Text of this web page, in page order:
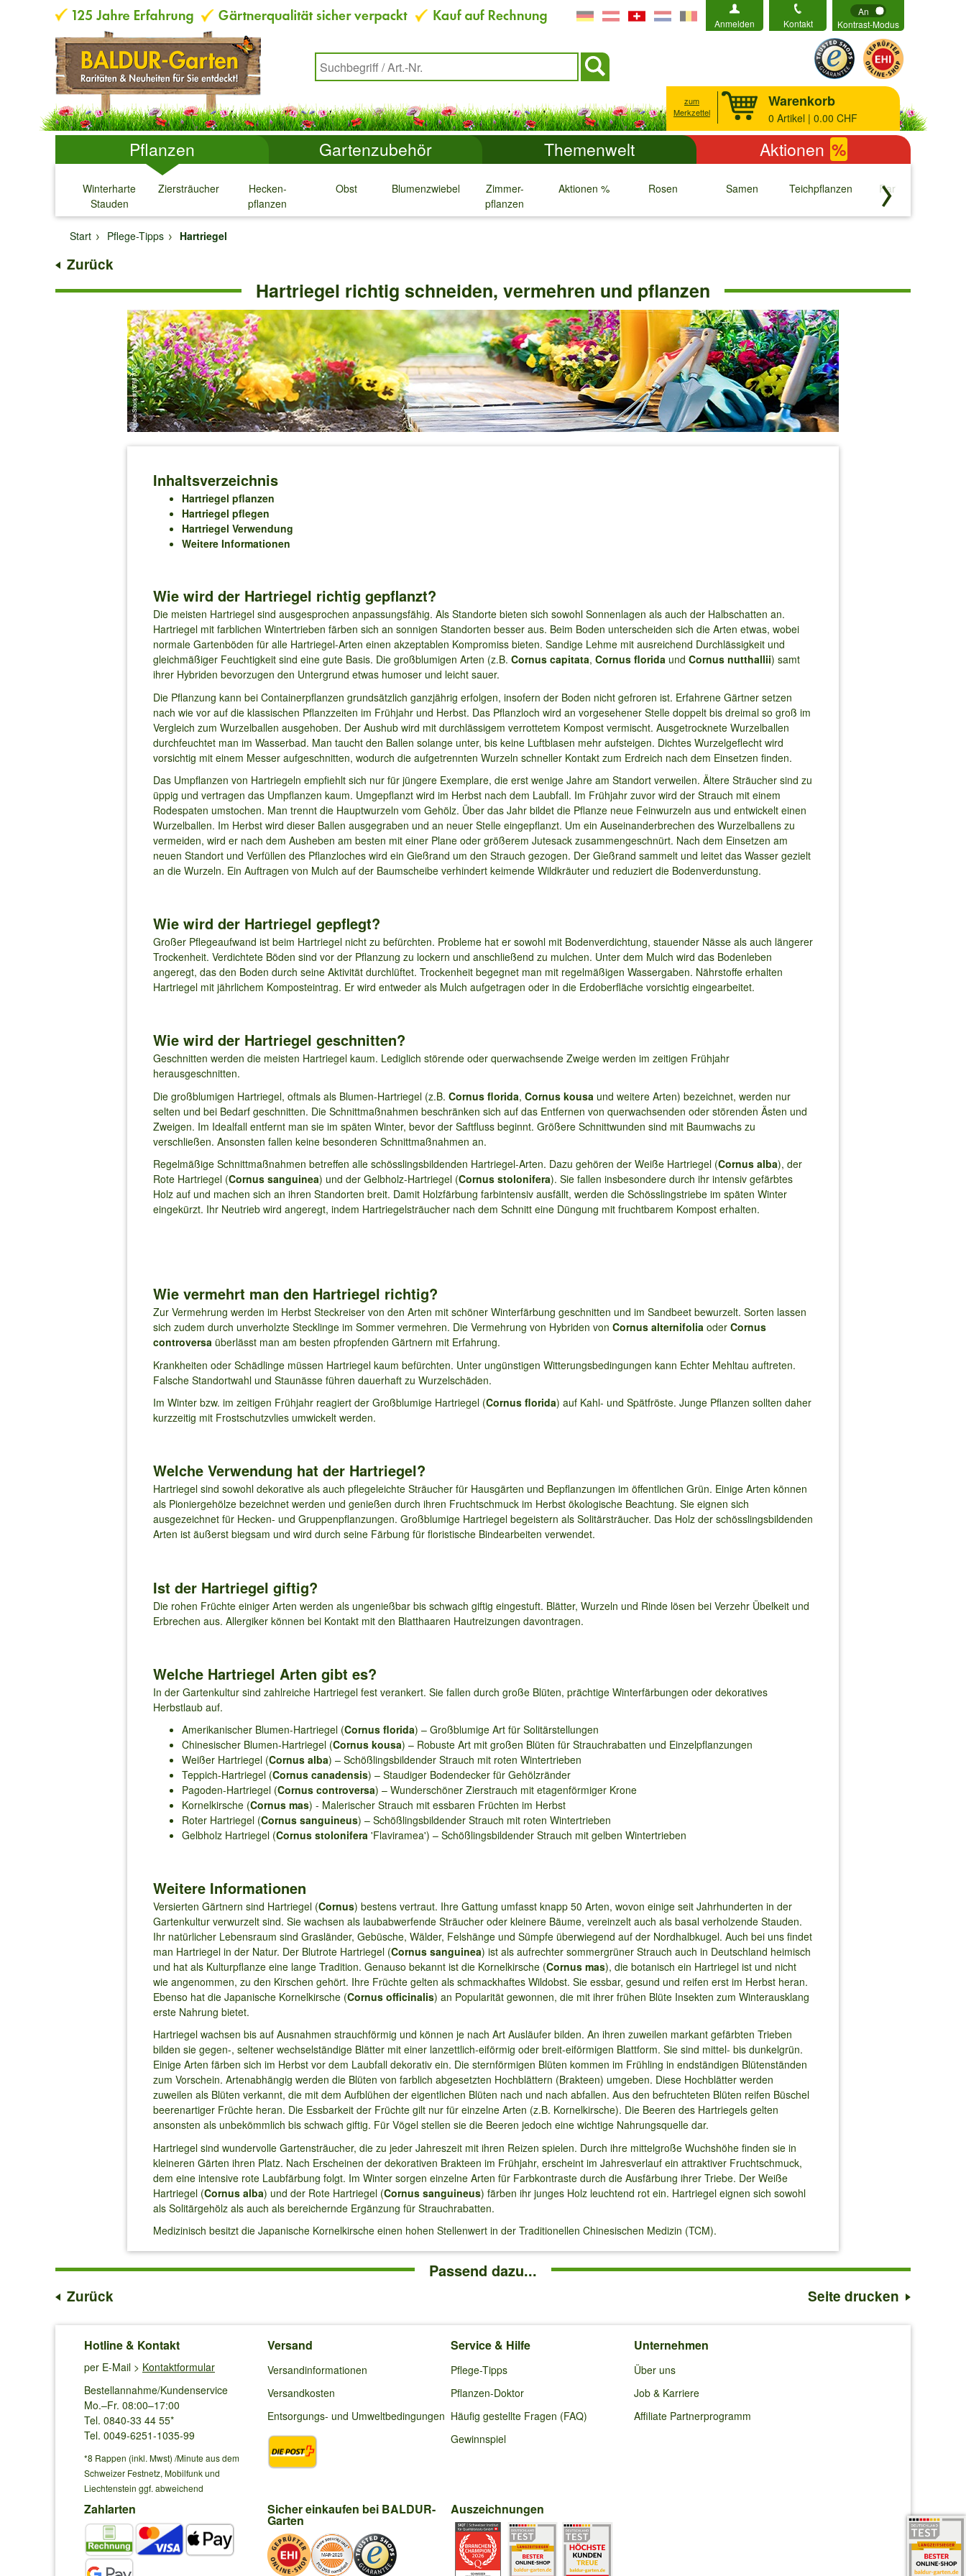
Anmelden Kontakt
An
Kontrast-Modus
zum
Merkzettel
Warenkorb
0 Artikel | 0.00 CHF
Pflanzen Gartenzubehör Themenwelt Aktionen %
Winterharte
Stauden
↓
Ziersträucher
↓
Hecken-
pflanzen
↓
Obst
↓
Blumenzwiebeln
↓
Zimmer-
pflanzen
↓
Aktionen %
↓
Rosen
↓
Samen
↓
Teichpflanzen
↓
Raritäten
↓
Start
Pflege-Tipps Hartriegel
Zurück
Hartriegel richtig schneiden, vermehren und pflanzen
Inhaltsverzeichnis
Hartriegel pflanzen
Hartriegel pflegen
Hartriegel Verwendung
Weitere Informationen
Wie wird der Hartriegel richtig gepflanzt?
Die meisten Hartriegel sind ausgesprochen anpassungsfähig. Als Standorte bieten sich sowohl Sonnenlagen als auch der Halbschatten an.
Hartriegel mit farblichen Wintertrieben färben sich an sonnigen Standorten besser aus. Beim Boden unterscheiden sich die Arten etwas, wobei
normale Gartenböden für alle Hartriegel-Arten einen akzeptablen Kompromiss bieten. Sandige Lehme mit ausreichend Durchlässigkeit und
gleichmäßiger Feuchtigkeit sind eine gute Basis. Die großblumigen Arten (z.B. Cornus capitata, Cornus floridaund Cornus nutthallii) samt
ihrer Hybriden bevorzugen den Untergrund etwas humoser und leicht sauer.
Die Pflanzung kann bei Containerpflanzen grundsätzlich ganzjährig erfolgen, insofern der Boden nicht gefroren ist. Erfahrene Gärtner setzen
nach wie vor auf die klassischen Pflanzzeiten im Frühjahr und Herbst. Das Pflanzloch wird an vorgesehener Stelle doppelt bis dreimal so groß im
Vergleich zum Wurzelballen ausgehoben. Der Aushub wird mit durchlässigem verrottetem Kompost vermischt. Ausgetrocknete Wurzelballen
durchfeuchtet man im Wasserbad. Man taucht den Ballen solange unter, bis keine Luftblasen mehr aufsteigen. Dichtes Wurzelgeflecht wird
vorsichtig mit einem Messer aufgeschnitten, wodurch die aufgetrennten Wurzeln schneller Kontakt zum Erdreich nach dem Einsetzen finden.
Das Umpflanzen von Hartriegeln empfiehlt sich nur für jüngere Exemplare, die erst wenige Jahre am Standort verweilen. Ältere Sträucher sind zu
üppig und vertragen das Umpflanzen kaum. Umgepflanzt wird im Herbst nach dem Laubfall. Im Frühjahr zuvor wird der Strauch mit einem
Rodespaten umstochen. Man trennt die Hauptwurzeln vom Gehölz. Über das Jahr bildet die Pflanze neue Feinwurzeln aus und entwickelt einen
Wurzelballen. Im Herbst wird dieser Ballen ausgegraben und an neuer Stelle eingepflanzt. Um ein Auseinanderbrechen des Wurzelballens zu
vermeiden, wird er nach dem Ausheben am besten mit einer Plane oder größerem Jutesack zusammengeschnürt. Nach dem Einsetzen am
neuen Standort und Verfüllen des Pflanzloches wird ein Gießrand um den Strauch gezogen. Der Gießrand sammelt und leitet das Wasser gezielt
an die Wurzeln. Ein Auftragen von Mulch auf der Baumscheibe verhindert keimende Wildkräuter und reduziert die Bodenverdunstung.
Wie wird der Hartriegel gepflegt?
Großer Pflegeaufwand ist beim Hartriegel nicht zu befürchten. Probleme hat er sowohl mit Bodenverdichtung, stauender Nässe als auch längerer
Trockenheit. Verdichtete Böden sind vor der Pflanzung zu lockern und anschließend zu mulchen. Unter dem Mulch wird das Bodenleben
angeregt, das den Boden durch seine Aktivität durchlüftet. Trockenheit begegnet man mit regelmäßigen Wassergaben. Nährstoffe erhalten
Hartriegel mit jährlichem Komposteintrag. Er wird entweder als Mulch aufgetragen oder in die Erdoberfläche vorsichtig eingearbeitet.
Wie wird der Hartriegel geschnitten?
Geschnitten werden die meisten Hartriegel kaum. Lediglich störende oder querwachsende Zweige werden im zeitigen Frühjahr
herausgeschnitten.
Die großblumigen Hartriegel, oftmals als Blumen-Hartriegel (z.B. Cornus florida, Cornus kousa und weitere Arten) bezeichnet, werden nur
selten und bei Bedarf geschnitten. Die Schnittmaßnahmen beschränken sich auf das Entfernen von querwachsenden oder störenden Ästen und
Zweigen. Im Idealfall entfernt man sie im späten Winter, bevor der Saftfluss beginnt. Größere Schnittwunden sind mit Baumwachs zu
verschließen. Ansonsten fallen keine besonderen Schnittmaßnahmen an.
Regelmäßige Schnittmaßnahmen betreffen alle schösslingsbildenden Hartriegel-Arten. Dazu gehören der Weiße Hartriegel (Cornus alba), der
Rote Hartriegel (Cornus sanguinea) und der Gelbholz-Hartriegel (Cornus stolonifera). Sie fallen insbesondere durch ihr intensiv gefärbtes
Holz auf und machen sich an ihren Standorten breit. Damit Holzfärbung farbintensiv ausfällt, werden die Schösslingstriebe im späten Winter
eingekürzt. Ihr Neutrieb wird angeregt, indem Hartriegelsträucher nach dem Schnitt eine Düngung mit fruchtbarem Kompost erhalten.
Wie vermehrt man den Hartriegel richtig?
Zur Vermehrung werden im Herbst Steckreiser von den Arten mit schöner Winterfärbung geschnitten und im Sandbeet bewurzelt. Sorten lassen
sich zudem durch unverholzte Stecklinge im Sommer vermehren. Die Vermehrung von Hybriden von Cornus alternifoliaoder Cornus
controversaüberlässt man am besten pfropfenden Gärtnern mit Erfahrung.
Krankheiten oder Schädlinge müssen Hartriegel kaum befürchten. Unter ungünstigen Witterungsbedingungen kann Echter Mehltau auftreten.
Falsche Standortwahl und Staunässe führen dauerhaft zu Wurzelschäden.
Im Winter bzw. im zeitigen Frühjahr reagiert der Großblumige Hartriegel (Cornus florida) auf Kahl- und Spätfröste. Junge Pflanzen sollten daher
kurzzeitig mit Frostschutzvlies umwickelt werden.
Welche Verwendung hat der Hartriegel?
Hartriegel sind sowohl dekorative als auch pflegeleichte Sträucher für Hausgärten und Bepflanzungen im öffentlichen Grün. Einige Arten können
als Pioniergehölze bezeichnet werden und genießen durch ihren Fruchtschmuck im Herbst ökologische Beachtung. Sie eignen sich
ausgezeichnet für Hecken- und Gruppenpflanzungen. Großblumige Hartriegel begeistern als Solitärsträucher. Das Holz der schösslingsbildenden
Arten ist äußerst biegsam und wird durch seine Färbung für floristische Bindearbeiten verwendet.
Ist der Hartriegel giftig?
Die rohen Früchte einiger Arten werden als ungenießbar bis schwach giftig eingestuft. Blätter, Wurzeln und Rinde lösen bei Verzehr Übelkeit und
Erbrechen aus. Allergiker können bei Kontakt mit den Blatthaaren Hautreizungen davontragen.
Welche Hartriegel Arten gibt es?
In der Gartenkultur sind zahlreiche Hartriegel fest verankert. Sie fallen durch große Blüten, prächtige Winterfärbungen oder dekoratives
Herbstlaub auf.
Amerikanischer Blumen-Hartriegel (Cornus florida) – Großblumige Art für Solitärstellungen
Chinesischer Blumen-Hartriegel (Cornus kousa) – Robuste Art mit großen Blüten für Strauchrabatten und Einzelpflanzungen
Weißer Hartriegel (Cornus alba) – Schößlingsbildender Strauch mit roten Wintertrieben
Teppich-Hartriegel (Cornus canadensis) – Staudiger Bodendecker für Gehölzränder
Pagoden-Hartriegel (Cornus controversa) – Wunderschöner Zierstrauch mit etagenförmiger Krone
Kornelkirsche (Cornus mas) - Malerischer Strauch mit essbaren Früchten im Herbst
Roter Hartriegel (Cornus sanguineus) – Schößlingsbildender Strauch mit roten Wintertrieben
Gelbholz Hartriegel (Cornus stolonifera'Flaviramea') – Schößlingsbildender Strauch mit gelben Wintertrieben
Weitere Informationen
Versierten Gärtnern sind Hartriegel (Cornus) bestens vertraut. Ihre Gattung umfasst knapp 50 Arten, wovon einige seit Jahrhunderten in der
Gartenkultur verwurzelt sind. Sie wachsen als laubabwerfende Sträucher oder kleinere Bäume, vereinzelt auch als basal verholzende Stauden.
Ihr natürlicher Lebensraum sind Grasländer, Gebüsche, Wälder, Felshänge und Sümpfe überwiegend auf der Nordhalbkugel. Auch bei uns findet
man Hartriegel in der Natur. Der Blutrote Hartriegel (Cornus sanguinea) ist als aufrechter sommergrüner Strauch auch in Deutschland heimisch
und hat als Kulturpflanze eine lange Tradition. Genauso bekannt ist die Kornelkirsche (Cornus mas), die botanisch ein Hartriegel ist und nicht
wie angenommen, zu den Kirschen gehört. Ihre Früchte gelten als schmackhaftes Wildobst. Sie essbar, gesund und reifen erst im Herbst heran.
Ebenso hat die Japanische Kornelkirsche (Cornus officinalis) an Popularität gewonnen, die mit ihrer frühen Blüte Insekten zum Winterausklang
erste Nahrung bietet.
Hartriegel wachsen bis auf Ausnahmen strauchförmig und können je nach Art Ausläufer bilden. An ihren zuweilen markant gefärbten Trieben
bilden sie gegen-, seltener wechselständige Blätter mit einer lanzettlich-eiförmig oder breit-eiförmigen Blattform. Sie sind mittel- bis dunkelgrün.
Einige Arten färben sich im Herbst vor dem Laubfall dekorativ ein. Die sternförmigen Blüten kommen im Frühling in endständigen Blütenständen
zum Vorschein. Artenabhängig werden die Blüten von farblich abgesetzten Hochblättern (Brakteen) umgeben. Diese Hochblätter werden
zuweilen als Blüten verkannt, die mit dem Aufblühen der eigentlichen Blüten nach und nach abfallen. Aus den befruchteten Blüten reifen Büschel
beerenartiger Früchte heran. Die Essbarkeit der Früchte gilt nur für einzelne Arten (z.B. Kornelkirsche). Die Beeren des Hartriegels gelten
ansonsten als unbekömmlich bis schwach giftig. Für Vögel stellen sie die Beeren jedoch eine wichtige Nahrungsquelle dar.
Hartriegel sind wundervolle Gartensträucher, die zu jeder Jahreszeit mit ihren Reizen spielen. Durch ihre mittelgroße Wuchshöhe finden sie in
kleineren Gärten ihren Platz. Nach Erscheinen der dekorativen Brakteen im Frühjahr, erscheint im Jahresverlauf ein attraktiver Fruchtschmuck,
dem eine intensive rote Laubfärbung folgt. Im Winter sorgen einzelne Arten für Farbkontraste durch die Ausfärbung ihrer Triebe. Der Weiße
Hartriegel (Cornus alba) und der Rote Hartriegel (Cornus sanguineus) färben ihr junges Holz leuchtend rot ein. Hartriegel eignen sich sowohl
als Solitärgehölz als auch als bereichernde Ergänzung für Strauchrabatten.
Medizinisch besitzt die Japanische Kornelkirsche einen hohen Stellenwert in der Traditionellen Chinesischen Medizin (TCM).
Passend dazu...
Zurück Seite drucken
Hotline & Kontakt
per E-Mail > Kontaktformular
Bestellannahme/Kundenservice
Mo.–Fr. 08:00–17:00
Tel. 0840-33 44 55*
Tel. 0049-6251-1035-99
*8 Rappen (inkl. Mwst) /Minute aus dem
Schweizer Festnetz, Mobilfunk und
Liechtenstein ggf. abweichend
Versand
Versandinformationen
Versandkosten
Entsorgungs- und Umweltbedingungen
Service & Hilfe
Pflege-Tipps
Pflanzen-Doktor
Häufig gestellte Fragen (FAQ)
Gewinnspiel
Unternehmen
Über uns
Job & Karriere
Affiliate Partnerprogramm
Zahlarten Sicher einkaufen bei BALDUR-
Garten
Auszeichnungen